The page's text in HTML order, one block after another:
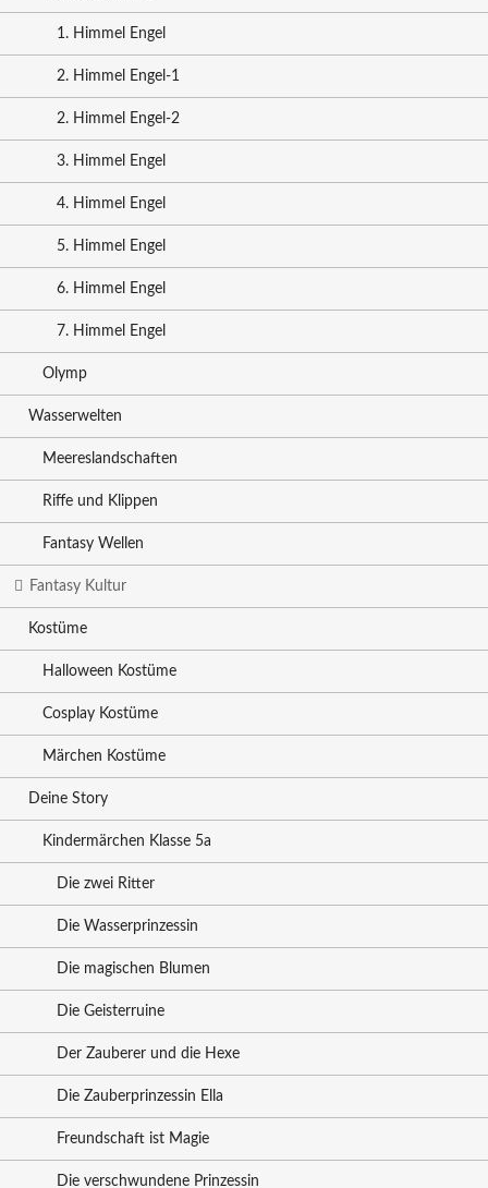
1. Himmel Engel
2. Himmel Engel-1
2. Himmel Engel-2
3. Himmel Engel
4. Himmel Engel
5. Himmel Engel
6. Himmel Engel
7. Himmel Engel
Olymp
Wasserwelten
Meereslandschaften
Riffe und Klippen
Fantasy Wellen
Fantasy Kultur
Kostüme
Halloween Kostüme
Cosplay Kostüme
Märchen Kostüme
Deine Story
Kindermärchen Klasse 5a
Die zwei Ritter
Die Wasserprinzessin
Die magischen Blumen
Die Geisterruine
Der Zauberer und die Hexe
Die Zauberprinzessin Ella
Freundschaft ist Magie
Die verschwundene Prinzessin